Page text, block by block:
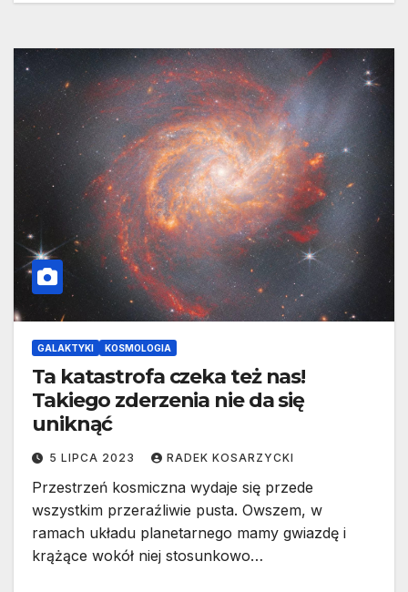
GALAKTYKI KOSMOLOGIA
Ta katastrofa czeka też nas!
Takiego zderzenia nie da się
uniknąć
5 LIPCA 2023 RADEK KOSARZYCKI
Przestrzeń kosmiczna wydaje się przede
wszystkim przeraźliwie pusta. Owszem, w
ramach układu planetarnego mamy gwiazdę i
krążące wokół niej stosunkowo…